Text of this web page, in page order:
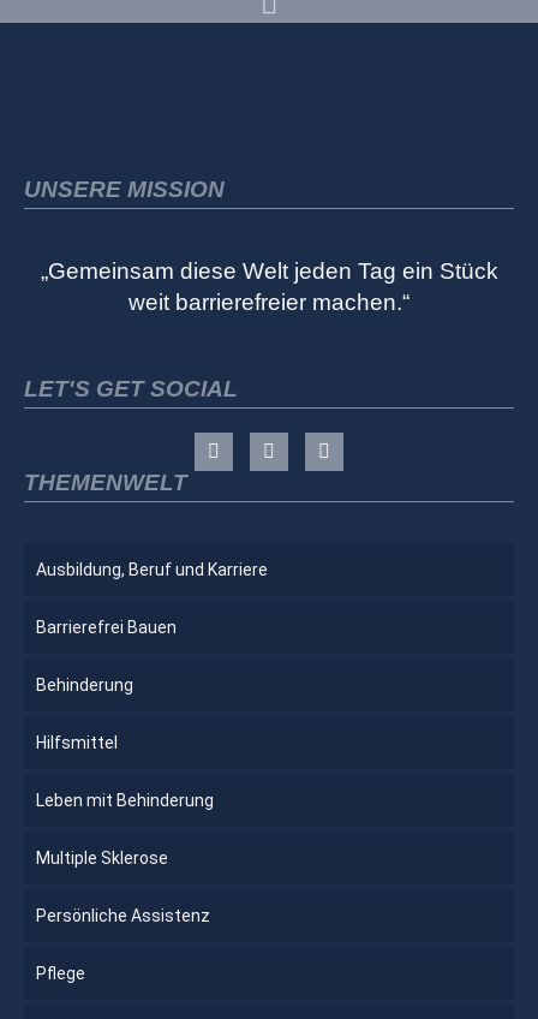
UNSERE MISSION
„Gemeinsam diese Welt jeden Tag ein Stück
weit barrierefreier machen.“
LET'S GET SOCIAL
THEMENWELT
Ausbildung, Beruf und Karriere
Barrierefrei Bauen
Behinderung
Hilfsmittel
Leben mit Behinderung
Multiple Sklerose
Persönliche Assistenz
Pflege